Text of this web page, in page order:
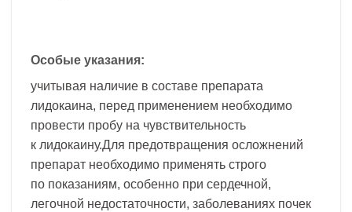
Особые указания:
учитывая наличие в составе препарата
лидокаина, перед применением необходимо
провести пробу на чувствительность
к лидокаину.Для предотвращения осложнений
препарат необходимо применять строго
по показаниям, особенно при сердечной,
легочной недостаточности, заболеваниях почек